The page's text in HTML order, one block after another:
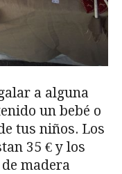
a alguna
un bebé o
tus niños. Los
35 € y los
madera